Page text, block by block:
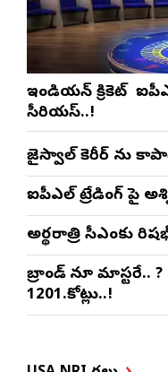
ఇండియన్ క్రికెట్ లో
సీరియస్..!
జైస్వాల్‌ కెరీర్ ను
ఐపీఎల్ ట్రేడింగ్ పై
అర్థరాత్రి సీఎంకు
బ్రాండ్ లోనూ మాస్టరే..
1201.కోట్లు..!